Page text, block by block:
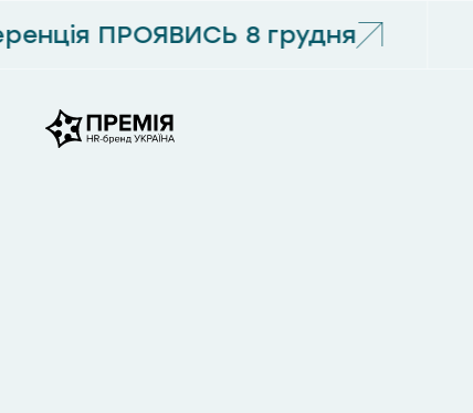
ПРОЯВИСЬ 8 грудня